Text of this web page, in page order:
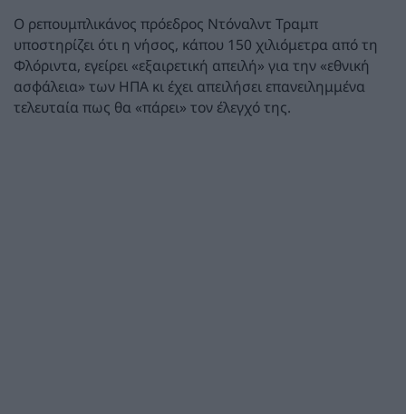
Ο ρεπουμπλικάνος πρόεδρος Ντόναλντ Τραμπ
υποστηρίζει ότι η νήσος, κάπου 150 χιλιόμετρα από τη
Φλόριντα, εγείρει «εξαιρετική απειλή» για την «εθνική
ασφάλεια» των ΗΠΑ κι έχει απειλήσει επανειλημμένα
τελευταία πως θα «πάρει» τον έλεγχό της.